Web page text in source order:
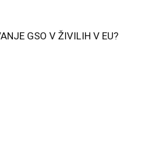
GSO V ŽIVILIH V EU?